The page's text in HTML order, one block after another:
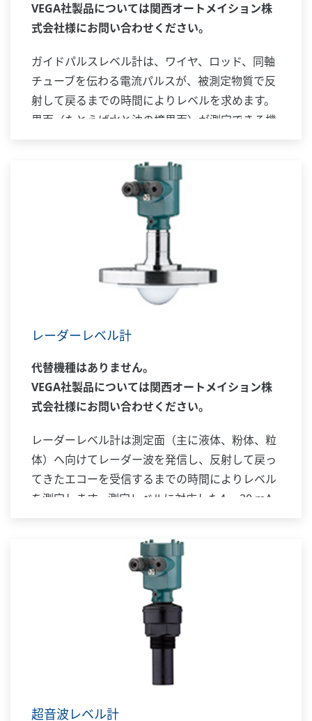
VEGA社製品については関西オートメイション株
式会社様にお問い合わせください。
ガイドパルスレベル計は、ワイヤ、ロッド、同軸
チューブを伝わる電流パルスが、被測定物質で反
射して戻るまでの時間によりレベルを求めます。
界面（たとえば水と油の境界面）が測定できる機
DC 信号を発信・伝送します。電流パルスは、ワ
イヤやロッドの表面あるいは同軸チューブ内を伝
わるので電波を放射せず電磁界の広がりも少ない
ため、狭い場所への設置ができ、湯気や粉塵の影
響も受けにくいといえます。従来難しかった液
体、粉体などさまざまなアプリケーションに対応
レーダーレベル計
代替機種はありません。
VEGA社製品については関西オートメイション株
式会社様にお問い合わせください。
レーダーレベル計は測定面（主に液体、粉体、粒
体）へ向けてレーダー波を発信し、反射して戻っ
てきたエコーを受信するまでの時間によりレベル
を測定します。測定レベルに対応した4 ～20 mA
は温度、圧力などの周囲環境や測定対象の密度、
波立ちなどに影響されにくいため、従来は測定困
難だったアプリケーションにも対応できます。非
接触測定で可動部が無いため、メンテナンスの手
間を低減できます。TIIS 本質安全防爆仕様に対応
したモデルもあります。
超音波レベル計